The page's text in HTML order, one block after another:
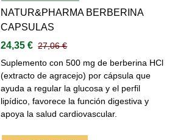
NATUR&PHARMA BERBERINA
CAPSULAS
24,35 € 27,06 €
Suplemento con 500 mg de berberina HCl
(extracto de agracejo) por cápsula que
ayuda a regular la glucosa y el perfil
lipídico, favorece la función digestiva y
apoya la salud cardiovascular.